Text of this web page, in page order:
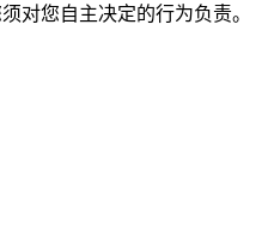
对您自主决定的行为负责。